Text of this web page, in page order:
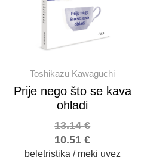
Toshikazu Kawaguchi
Prije nego što se kava
ohladi
10.51€
13.14€
beletristika / meki uvez